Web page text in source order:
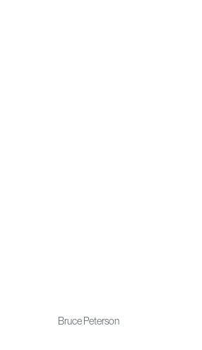
Bruce Peterson